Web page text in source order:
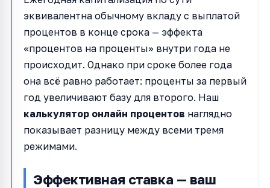
эквивалентна обычному вкладу с выплатой
процентов в конце срока — эффекта
«процентов на проценты» внутри года не
происходит. Однако при сроке более года
она всё равно работает: проценты за первый
год увеличивают базу для второго. Наш
калькулятор онлайн процентов наглядно
показывает разницу между всеми тремя
режимами.
Эффективная ставка — ваш